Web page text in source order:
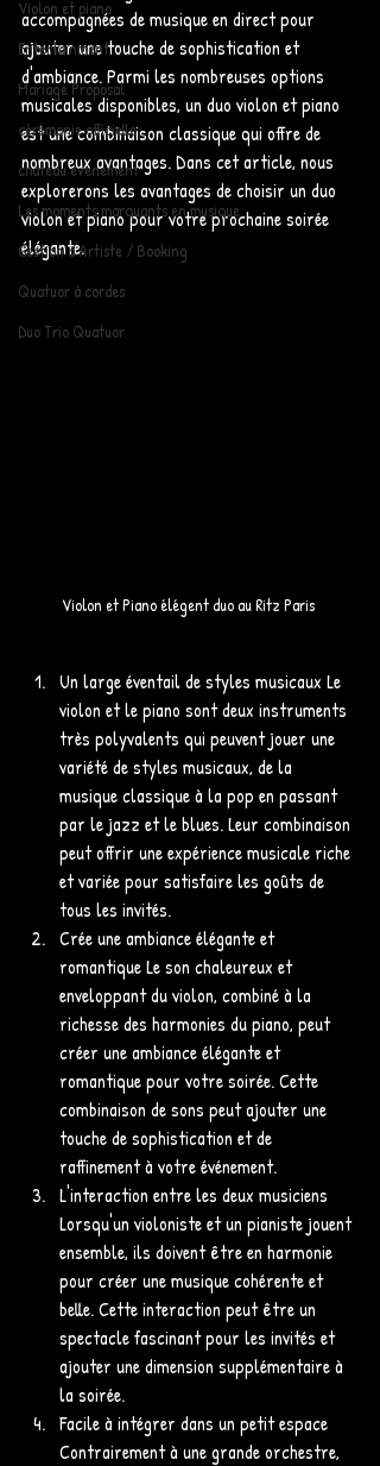
Violon et piano
Entertainment
Mariage Proposal
cérémonie officielle
chateau evenement
Les moments marquants en musique
Gestion d'Artiste / Booking
Quatuor à cordes
Duo Trio Quatuor
accompagnées de musique en direct pour
ajouter une touche de sophistication et
d'ambiance. Parmi les nombreuses options
musicales disponibles, un duo violon et piano
est une combinaison classique qui offre de
nombreux avantages. Dans cet article, nous
explorerons les avantages de choisir un duo
violon et piano pour votre prochaine soirée
élégante.
Violon et Piano élégent duo au Ritz Paris
Un large éventail de styles musicaux Le
violon et le piano sont deux instruments
très polyvalents qui peuvent jouer une
variété de styles musicaux, de la
musique classique à la pop en passant
par le jazz et le blues. Leur combinaison
peut offrir une expérience musicale riche
et variée pour satisfaire les goûts de
tous les invités.
Crée une ambiance élégante et
romantique Le son chaleureux et
enveloppant du violon, combiné à la
richesse des harmonies du piano, peut
créer une ambiance élégante et
romantique pour votre soirée. Cette
combinaison de sons peut ajouter une
touche de sophistication et de
raffinement à votre événement.
L'interaction entre les deux musiciens
Lorsqu'un violoniste et un pianiste jouent
ensemble, ils doivent être en harmonie
pour créer une musique cohérente et
belle. Cette interaction peut être un
spectacle fascinant pour les invités et
ajouter une dimension supplémentaire à
la soirée.
Facile à intégrer dans un petit espace
Contrairement à une grande orchestre,